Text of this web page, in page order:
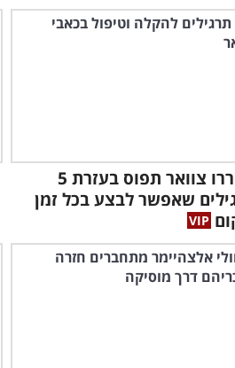
שחררו צוואר תפוס בעזרת 5
שאפשר לבצע בכל זמן